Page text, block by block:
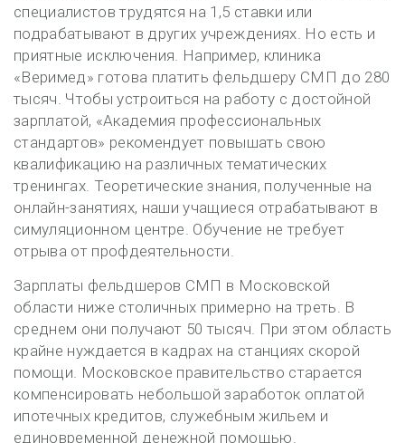
специалистов трудятся на 1,5 ставки или
подрабатывают в других учреждениях. Но есть и
приятные исключения. Например, клиника
«Веримед» готова платить фельдшеру СМП до 280
тысяч. Чтобы устроиться на работу с достойной
зарплатой, «Академия профессиональных
стандартов» рекомендует повышать свою
квалификацию на различных тематических
тренингах. Теоретические знания, полученные на
онлайн-занятиях, наши учащиеся отрабатывают в
симуляционном центре. Обучение не требует
отрыва от профдеятельности.
Зарплаты фельдшеров СМП в Московской
области ниже столичных примерно на треть. В
среднем они получают 50 тысяч. При этом область
крайне нуждается в кадрах на станциях скорой
помощи. Московское правительство старается
компенсировать небольшой заработок оплатой
ипотечных кредитов, служебным жильем и
единовременной денежной помощью.